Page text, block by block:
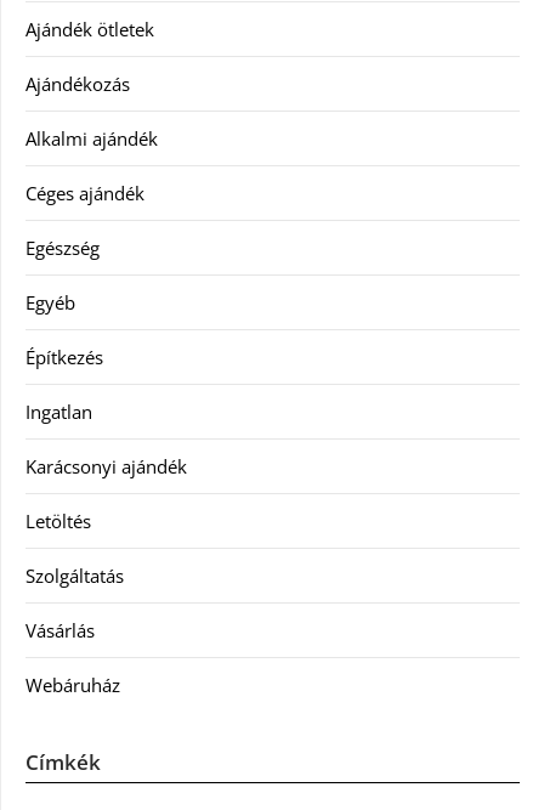
Ajándék ötletek
Ajándékozás
Alkalmi ajándék
Céges ajándék
Egészség
Egyéb
Építkezés
Ingatlan
Karácsonyi ajándék
Letöltés
Szolgáltatás
Vásárlás
Webáruház
Címkék